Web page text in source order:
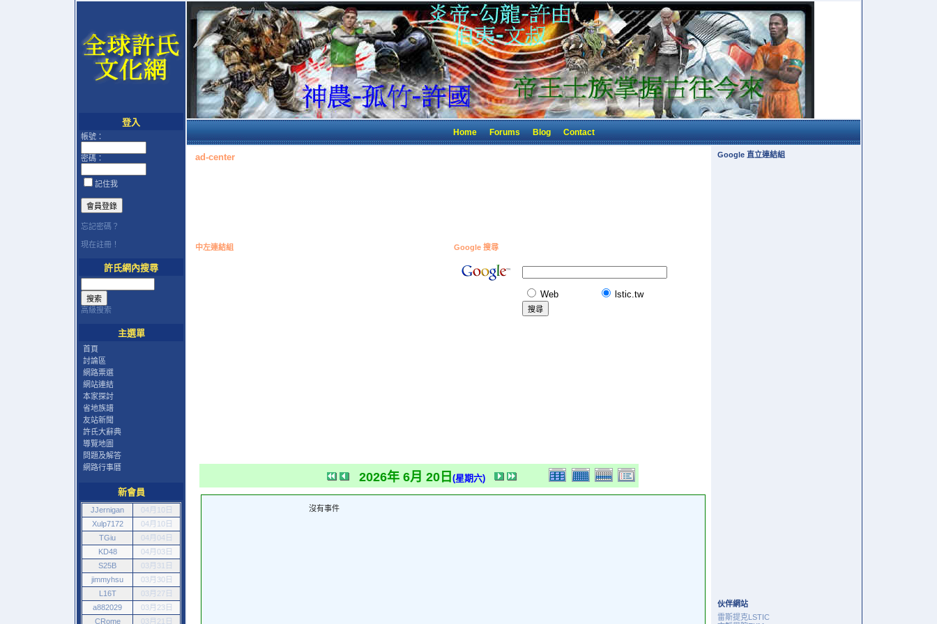
登入
帳號：
密碼：
記住我
忘記密碼？
現在註冊！
許氏網內搜尋
高級搜索
主選單
首頁
討論區
網路票選
網站連結
本家探討
省地族譜
友站新聞
許氏大辭典
導覽地圖
問題及解答
網路行事曆
新會員
JJernigan
04月10日
Xulp7172
04月10日
TGiu
04月04日
KD48
04月03日
S25B
03月31日
jimmyhsu
03月30日
L16T
03月27日
a882029
03月23日
CRome
03月21日
Home Forums Blog Contact
ad-center
中左連結組 Google 搜尋
Web lstic.tw
2026年 6月 20日 (星期六)
沒有事件
Google 直立連結組
伙伴網站
雷斯提克LSTIC